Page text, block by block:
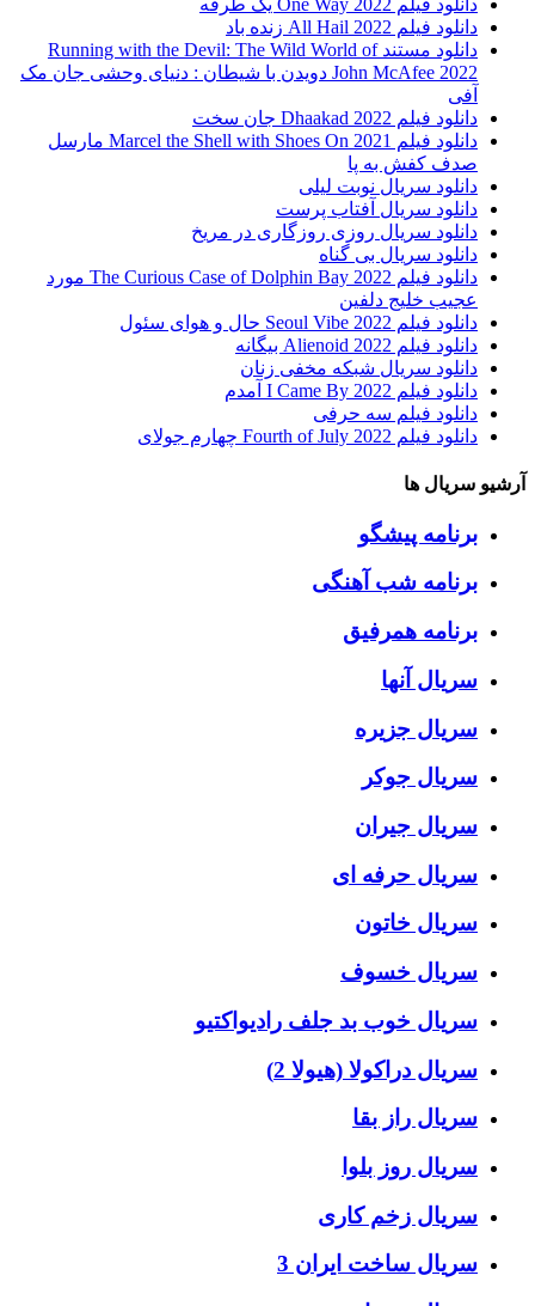
دانلود فیلم One Way 2022 یک طرفه
دانلود فیلم All Hail 2022 زنده باد
دانلود مستند Running with the Devil: The Wild World of
John McAfee 2022 دویدن با شیطان : دنیای وحشی جان مک
آفی
دانلود فیلم Dhaakad 2022 جان سخت
دانلود فیلم Marcel the Shell with Shoes On 2021 مارسل
صدف کفش به پا
دانلود سریال نوبت لیلی
دانلود سریال آفتاب پرست
دانلود سریال روزی روزگاری در مریخ
دانلود سریال بی گناه
دانلود فیلم The Curious Case of Dolphin Bay 2022 مورد
عجیب خلیج دلفین
دانلود فیلم Seoul Vibe 2022 حال و هوای سئول
دانلود فیلم Alienoid 2022 بیگانه
دانلود سریال شبکه مخفی زنان
دانلود فیلم I Came By 2022 آمدم
دانلود فیلم سه حرفی
دانلود فیلم Fourth of July 2022 چهارم جولای
آرشیو سریال ها
برنامه پیشگو
برنامه شب آهنگی
برنامه همرفیق
سریال آنها
سریال جزیره
سریال جوکر
سریال جیران
سریال حرفه ای
سریال خاتون
سریال خسوف
سریال خوب بد جلف رادیواکتیو
سریال دراکولا (هیولا 2)
سریال راز بقا
سریال روز بلوا
سریال زخم کاری
سریال ساخت ایران 3